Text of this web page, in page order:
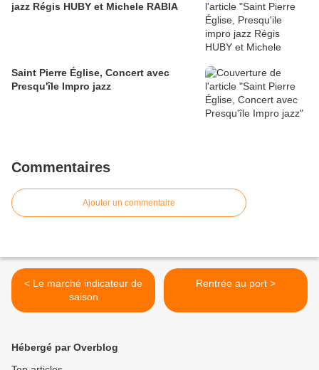
jazz Régis HUBY et Michele RABIA
Saint Pierre Église, Concert avec
Presqu'île Impro jazz
Commentaires
Ajouter un commentaire
< Le marché indicateur de
saison
Rentrée au port >
Hébergé par Overblog